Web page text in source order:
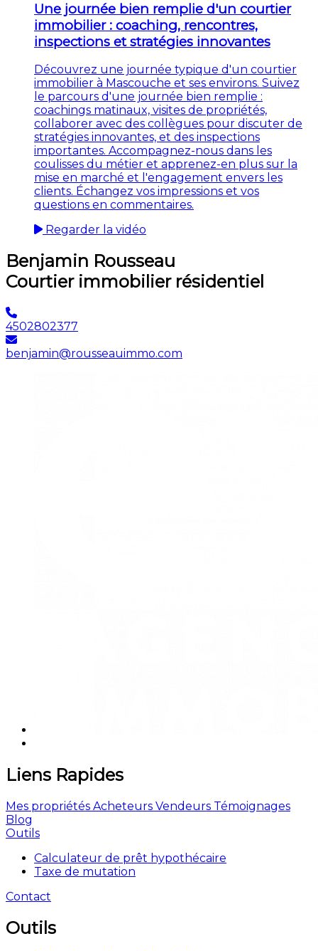
Une journée bien remplie d'un courtier
immobilier : coaching, rencontres,
inspections et stratégies innovantes
Découvrez une journée typique d'un courtier
immobilier à Mascouche et ses environs. Suivez
le parcours d'une journée bien remplie :
coachings matinaux, visites de propriétés,
collaborer avec des collègues pour discuter de
stratégies innovantes, et des inspections
importantes. Accompagnez-nous dans les
coulisses du métier et apprenez-en plus sur la
mise en marché et l'engagement envers les
clients. Échangez vos impressions et vos
questions en commentaires.
Regarder la vidéo
Benjamin Rousseau
Courtier immobilier résidentiel
4502802377
benjamin@rousseauimmo.com
Liens Rapides
Mes propriétés Acheteurs Vendeurs Témoignages
Blog
Outils
Calculateur de prêt hypothécaire
Taxe de mutation
Contact
Outils